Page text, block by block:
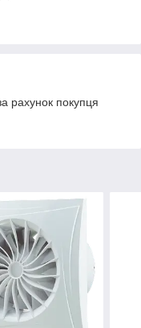
рахунок покупця